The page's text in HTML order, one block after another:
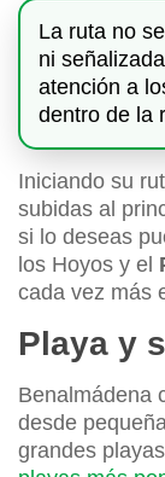
La ruta no
ni
atención a
dentro de la
Iniciando su
subidas al
si lo deseas
los Hoyos y el
cada vez más
Playa y
Benalmádena
desde
grandes